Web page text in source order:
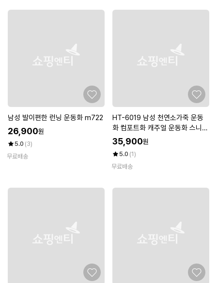
남성 발이편한 런닝 운동화 m722
26,900원
5.0 (3)
무료배송
HT-6019 남성 천연소가죽 운동
화 컴포트화 캐주얼 운동화 스니커
즈 활동화 효도화
35,900원
5.0 (1)
무료배송